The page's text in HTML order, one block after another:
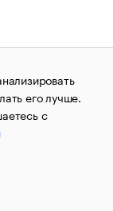
прав
Сообщения
в сфере
ИА
Отдельные
его лучше.
с